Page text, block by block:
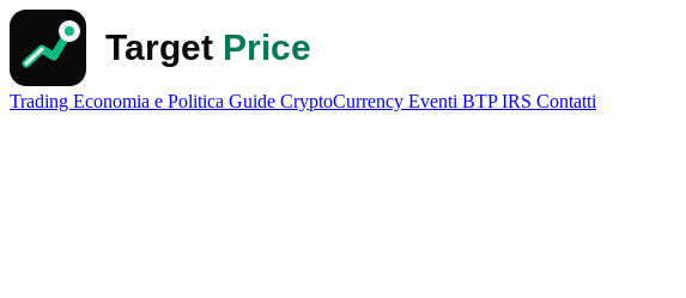
Trading Economia e Politica Guide CryptoCurrency Eventi BTPIRS Contatti